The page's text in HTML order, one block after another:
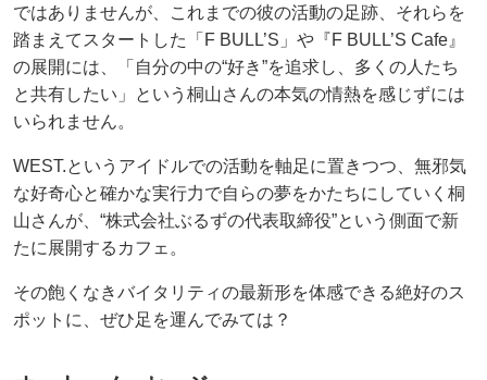
ではありませんが、これまでの彼の活動の足跡、それらを
踏まえてスタートした「F BULL’S」や『F BULL’S Cafe』
の展開には、「自分の中の“好き”を追求し、多くの人たち
と共有したい」という桐山さんの本気の情熱を感じずには
いられません。
WEST.というアイドルでの活動を軸足に置きつつ、無邪気
な好奇心と確かな実行力で自らの夢をかたちにしていく桐
山さんが、“株式会社ぶるずの代表取締役”という側面で新
たに展開するカフェ。
その飽くなきバイタリティの最新形を体感できる絶好のス
ポットに、ぜひ足を運んでみては？